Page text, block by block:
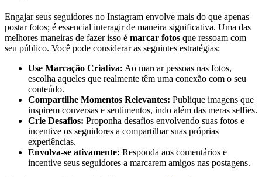
Engajar seus seguidores no Instagram envolve mais do que apenas
postar fotos; é essencial interagir de maneira significativa. Uma das⁣
melhores maneiras de fazer isso é marcar fotos que ressoam com
seu público. Você pode considerar as seguintes estratégias:
Use Marcação Criativa: Ao marcar pessoas nas fotos,
escolha aqueles que realmente têm uma conexão com o seu
conteúdo.
Compartilhe Momentos Relevantes: Publique imagens que
inspirem conversas e​ sentimentos, indo além das meras selfies.
Crie Desafios: Proponha desafios envolvendo‌ suas ⁢fotos e ​
incentive ‍os seguidores a compartilhar suas próprias
experiências.
Envolva-se ‍ativamente: Responda aos comentários e
‍incentive seus seguidores a ⁢marcarem amigos nas postagens.